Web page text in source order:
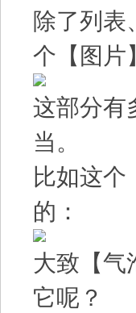
除了列表
个【图片
这部分有
当。
比如这
的：
大致【气
它呢？